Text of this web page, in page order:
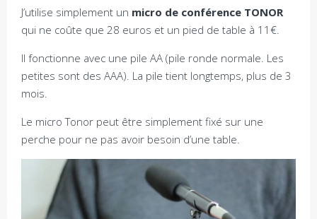
J’utilise simplement un micro de conférence TONOR
qui ne coûte que 28 euros et un pied de table à 11€.
Il fonctionne avec une pile AA (pile ronde normale. Les
petites sont des AAA). La pile tient longtemps, plus de 3
mois.
Le micro Tonor peut être simplement fixé sur une
perche pour ne pas avoir besoin d’une table.